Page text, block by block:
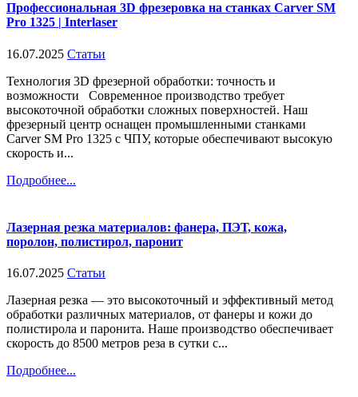
Профессиональная 3D фрезеровка на станках Carver SM
Pro 1325 | Interlaser
16.07.2025 Статьи
Технология 3D фрезерной обработки: точность и
возможности Современное производство требует
высокоточной обработки сложных поверхностей. Наш
фрезерный центр оснащен промышленными станками
Carver SM Pro 1325 с ЧПУ, которые обеспечивают высокую
скорость и...
Подробнее...
Лазерная резка материалов: фанера, ПЭТ, кожа,
поролон, полистирол, паронит
16.07.2025 Статьи
Лазерная резка — это высокоточный и эффективный метод
обработки различных материалов, от фанеры и кожи до
полистирола и паронита. Наше производство обеспечивает
скорость до 8500 метров реза в сутки с...
Подробнее...